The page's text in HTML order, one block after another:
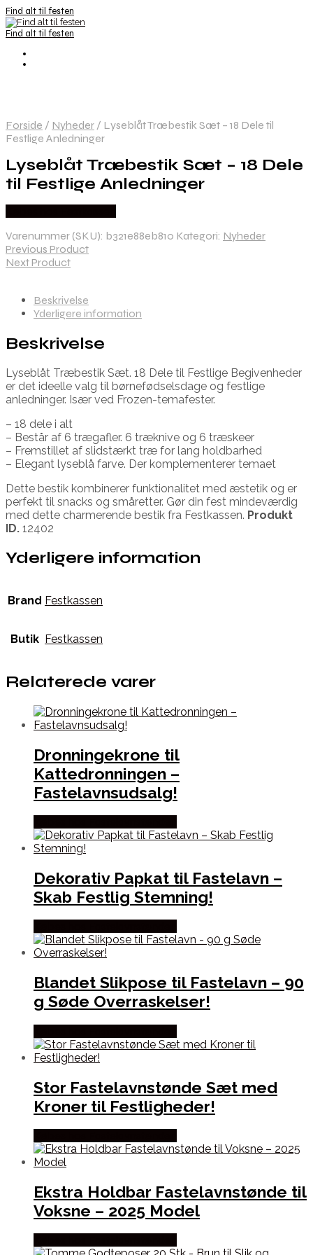
Find alt til festen
Find alt til festen
Forside / Nyheder / Lyseblåt Træbestik Sæt – 18 Dele til
Festlige Anledninger
Lyseblåt Træbestik Sæt – 18 Dele
til Festlige Anledninger
Varenummer (SKU): b321e88eb810 Kategori: Nyheder
Previous Product
Next Product
Beskrivelse
Yderligere information
Beskrivelse
Lyseblåt Træbestik Sæt. 18 Dele til Festlige Begivenheder
er det ideelle valg til børnefødselsdage og festlige
anledninger. Især ved Frozen-temafester.
– 18 dele i alt
– Består af 6 trægafler. 6 træknive og 6 træskeer
– Fremstillet af slidstærkt træ for lang holdbarhed
– Elegant lyseblå farve. Der komplementerer temaet
Dette bestik kombinerer funktionalitet med æstetik og er
perfekt til snacks og småretter. Gør din fest mindeværdig
med dette charmerende bestik fra Festkassen. Produkt
ID. 12402
Yderligere information
Brand Festkassen
Butik Festkassen
Relaterede varer
Dronningekrone til
Kattedronningen –
Fastelavnsudsalg!
Dekorativ Papkat til Fastelavn –
Skab Festlig Stemning!
Blandet Slikpose til Fastelavn – 90
g Søde Overraskelser!
Stor Fastelavnstønde Sæt med
Kroner til Festligheder!
Ekstra Holdbar Fastelavnstønde til
Voksne – 2025 Model